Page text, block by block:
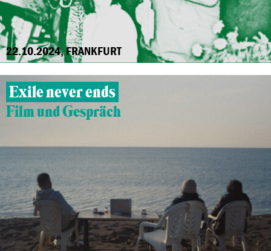
22.10.2024, FRANKFURT
Exile never ends
Film und Gespräch